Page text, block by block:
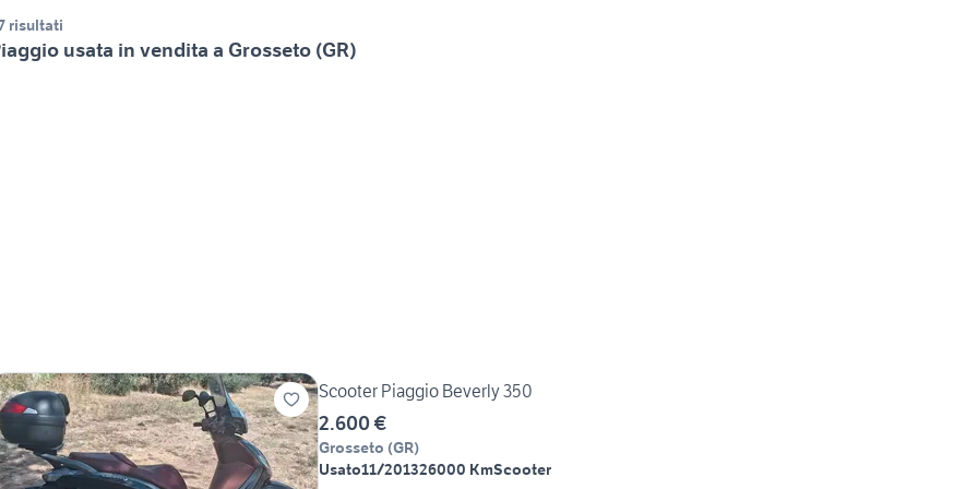
risultati
usata in vendita a Grosseto (GR)
Scooter Piaggio Beverly 350
2.600 €
Grosseto (GR)
Usato11/201326000 KmScooter